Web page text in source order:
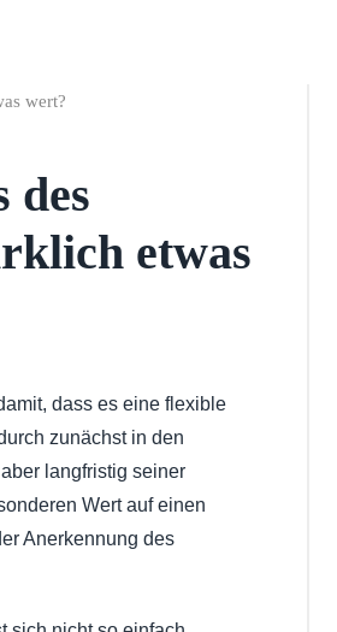
wert?
des
etwas
dass es eine flexible
zunächst in den
langfristig seiner
Wert auf einen
Anerkennung des